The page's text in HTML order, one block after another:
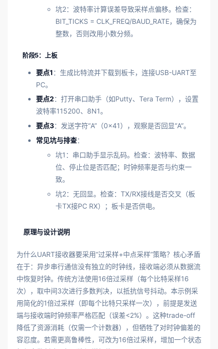
坑2：波特率计算误差导致采样点偏移。检查：
BIT_TICKS = CLK_FREQ/BAUD_RATE，确保为
整数，否则改用小数分频。
阶段5：上板
要点1：生成比特流并下载到板卡，连接USB-UART至
PC。
要点2：打开串口助手（如Putty、Tera Term），设置
波特率115200、8N1。
要点3：发送字符“A”（0x41），观察是否回显“A”。
常见坑与排查：
坑1：串口助手显示乱码。检查：波特率、数据
位、停止位是否匹配；时钟频率是否与约束一
致。
坑2：无回显。检查：TX/RX接线是否交叉（板
卡TX接PC RX）；板卡是否供电。
原理与设计说明
为什么UART接收器要采用“过采样+中点采样”策略？核心矛盾
在于：异步串行通信没有独立的时钟线，接收端必须从数据流
中恢复时钟。传统方法使用16倍过采样（每个比特采样16
次），取中间3次进行多数判决，以抵抗信号抖动。本示例采
用简化的1倍过采样（即每个比特只采样一次），前提是发送
端与接收端时钟频率严格匹配（误差<2%）。这种trade-off
降低了资源消耗（仅需一个计数器），但牺牲了对时钟偏差的
容忍度。若需更高鲁棒性，可改为16倍过采样，增加一个状态